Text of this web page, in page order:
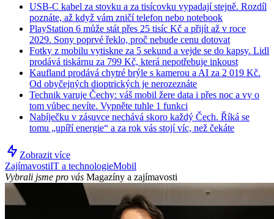
USB-C kabel za stovku a za tisícovku vypadají stejně. Rozdíl
poznáte, až když vám zničí telefon nebo notebook
PlayStation 6 může stát přes 25 tisíc Kč a přijít až v roce
2029. Sony poprvé řeklo, proč nebude cenu dotovat
Fotky z mobilu vytiskne za 5 sekund a vejde se do kapsy. Lidl
prodává tiskárnu za 799 Kč, která nepotřebuje inkoust
Kaufland prodává chytré brýle s kamerou a AI za 2 019 Kč.
Od obyčejných dioptrických je nerozeznáte
Technik varuje Čechy: váš mobil žere data i přes noc a vy o
tom vůbec nevíte. Vypněte tuhle 1 funkci
Nabíječku v zásuvce nechává skoro každý Čech. Říká se
tomu „upíří energie“ a za rok vás stojí víc, než čekáte
Zobrazit více
ZajímavostiIT a technologieMobil
Vybrali jsme pro vás Magazíny a zajímavosti